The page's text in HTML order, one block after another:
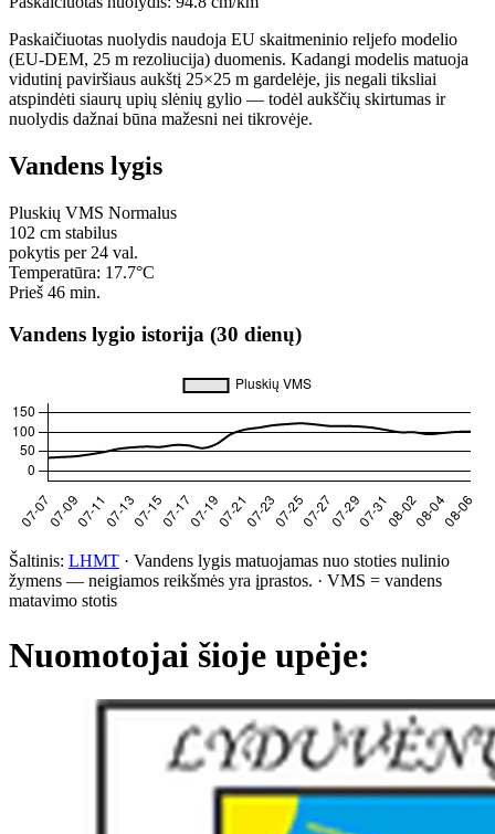
Paskaičiuotas nuolydis naudoja EU skaitmeninio reljefo modelio
(EU-DEM, 25 m rezoliucija) duomenis. Kadangi modelis matuoja
vidutinį paviršiaus aukštį 25×25 m gardelėje, jis negali tiksliai
atspindėti siaurų upių slėnių gylio — todėl aukščių skirtumas ir
nuolydis dažnai būna mažesni nei tikrovėje.
Vandens lygis
Pluskių VMS Normalus
102 cm stabilus
pokytis per 24 val.
Temperatūra: 17.7°C
Prieš 46 min.
Vandens lygio istorija (30 dienų)
Šaltinis: LHMT · Vandens lygis matuojamas nuo stoties nulinio
žymens — neigiamos reikšmės yra įprastos. · VMS = vandens
matavimo stotis
Nuomotojai šioje upėje: